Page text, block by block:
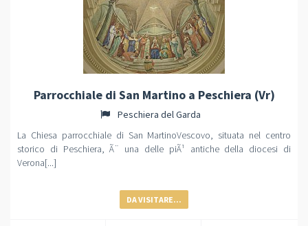
Parrocchiale di San Martino a Peschiera (Vr)
Peschiera del Garda
La Chiesa parrocchiale di San MartinoVescovo, situata nel centro
storico di Peschiera, Ã¨ una delle piÃ¹ antiche della diocesi di
Verona[...]
DA VISITARE...